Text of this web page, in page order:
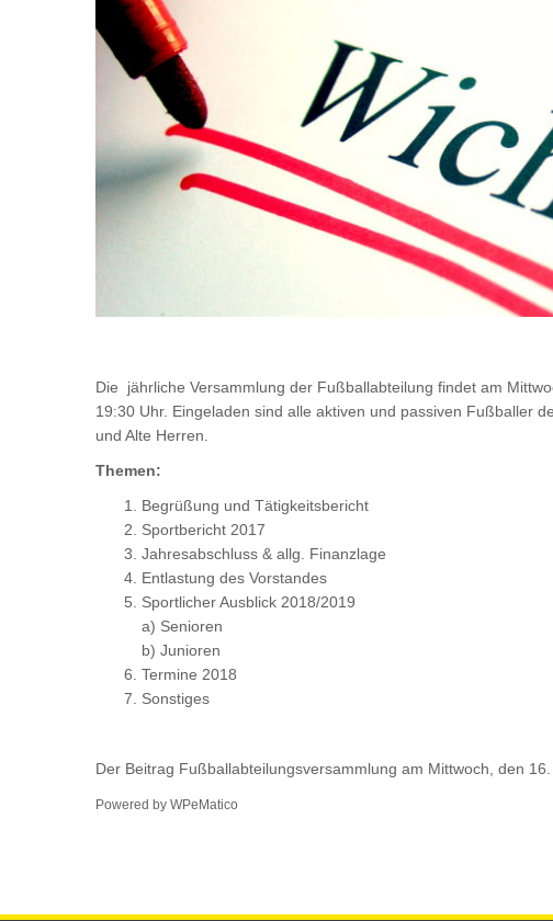
Die jährliche Versammlung der Fußballabteilung findet am
19:30 Uhr. Eingeladen sind alle aktiven und passiven Fußballer
und Alte Herren.
Themen:
Begrüßung und Tätigkeitsbericht
Sportbericht 2017
Jahresabschluss & allg. Finanzlage
Entlastung des Vorstandes
Sportlicher Ausblick 2018/2019
a) Senioren
b) Junioren
Termine 2018
Sonstiges
Der Beitrag Fußballabteilungsversammlung am Mittwoch, den
Powered by WPeMatico